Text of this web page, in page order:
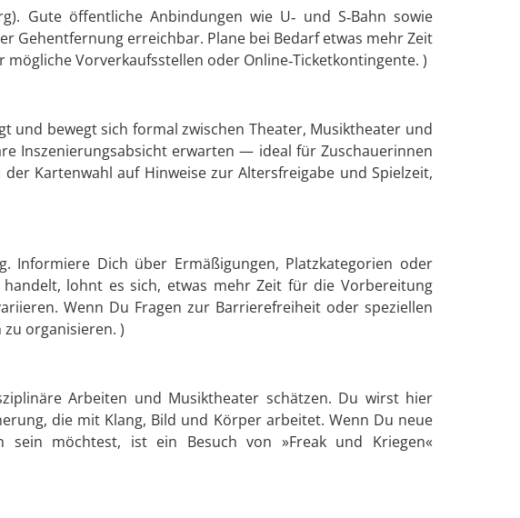
Gute öffentliche Anbindungen wie U‑ und S‑Bahn sowie
Gehentfernung erreichbar. Plane bei Bedarf etwas mehr Zeit
Vorverkaufsstellen oder Online‑Ticketkontingente. )
und bewegt sich formal zwischen Theater, Musiktheater und
Inszenierungsabsicht erwarten — ideal für Zuschauerinnen
Kartenwahl auf Hinweise zur Altersfreigabe und Spielzeit,
Informiere Dich über Ermäßigungen, Platzkategorien oder
lohnt es sich, etwas mehr Zeit für die Vorbereitung
Wenn Du Fragen zur Barrierefreiheit oder speziellen
organisieren. )
Arbeiten und Musiktheater schätzen. Du wirst hier
die mit Klang, Bild und Körper arbeitet. Wenn Du neue
sein möchtest, ist ein Besuch von »Freak und Kriegen«